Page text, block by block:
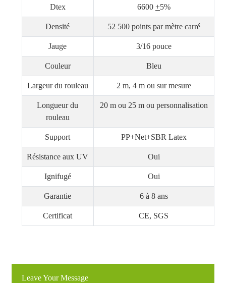
Dtex 6600 +5%
Densité 52 500 points par mètre carré
Jauge 3/16 pouce
Couleur Bleu
Largeur du rouleau 2 m, 4 m ou sur mesure
Longueur du
rouleau
20 m ou 25 m ou personnalisation
Support PP+Net+SBR Latex
Résistance aux UV Oui
Ignifugé Oui
Garantie 6 à 8 ans
Certificat CE, SGS
Tribunal Au Royaume-
Uni
Tribunal En Malaisie
3. Votre terrain de tennis en gazon
s'assèche-t-il rapidement ?
5. Facturerez-vous les échantillons et les
Leave Your Message